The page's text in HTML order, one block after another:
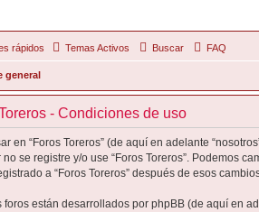
rápidos Temas Activos Buscar FAQ
general
- Condiciones de uso
en “Foros Toreros” (de aquí en adelante
no se registre y/o use “Foros Toreros”. Podemos
a “Foros Toreros” después de esos
foros están desarrollados por phpBB (de aquí en